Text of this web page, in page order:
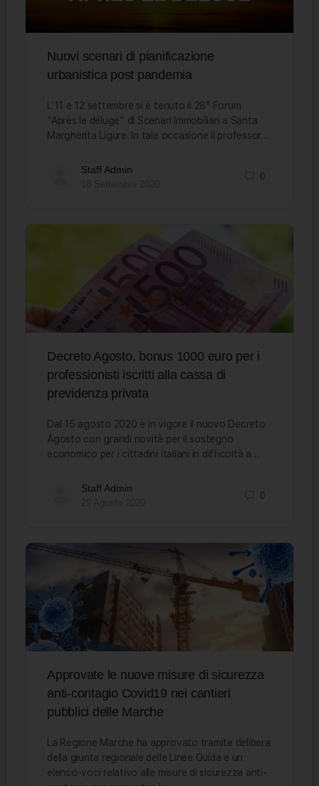
Nuovi scenari di pianificazione
urbanistica post pandemia
L’11 e 12 settembre si è tenuto il 28° Forum
“Après le déluge” di Scenari Immobiliari a Santa
Margherita Ligure. In tale occasione il professor…
Staff Admin
0
Decreto Agosto, bonus 1000 euro per i
professionisti iscritti alla cassa di
previdenza privata
Dal 15 agosto 2020 è in vigore il nuovo Decreto
Agosto con grandi novità per il sostegno
economico per i cittadini italiani in difficoltà a…
Staff Admin
0
Approvate le nuove misure di sicurezza
anti-contagio Covid19 nei cantieri
pubblici delle Marche
La Regione Marche ha approvato tramite delibera
della giunta regionale delle Linee Guida e un
elenco-voci relativo alle misure di sicurezza anti-